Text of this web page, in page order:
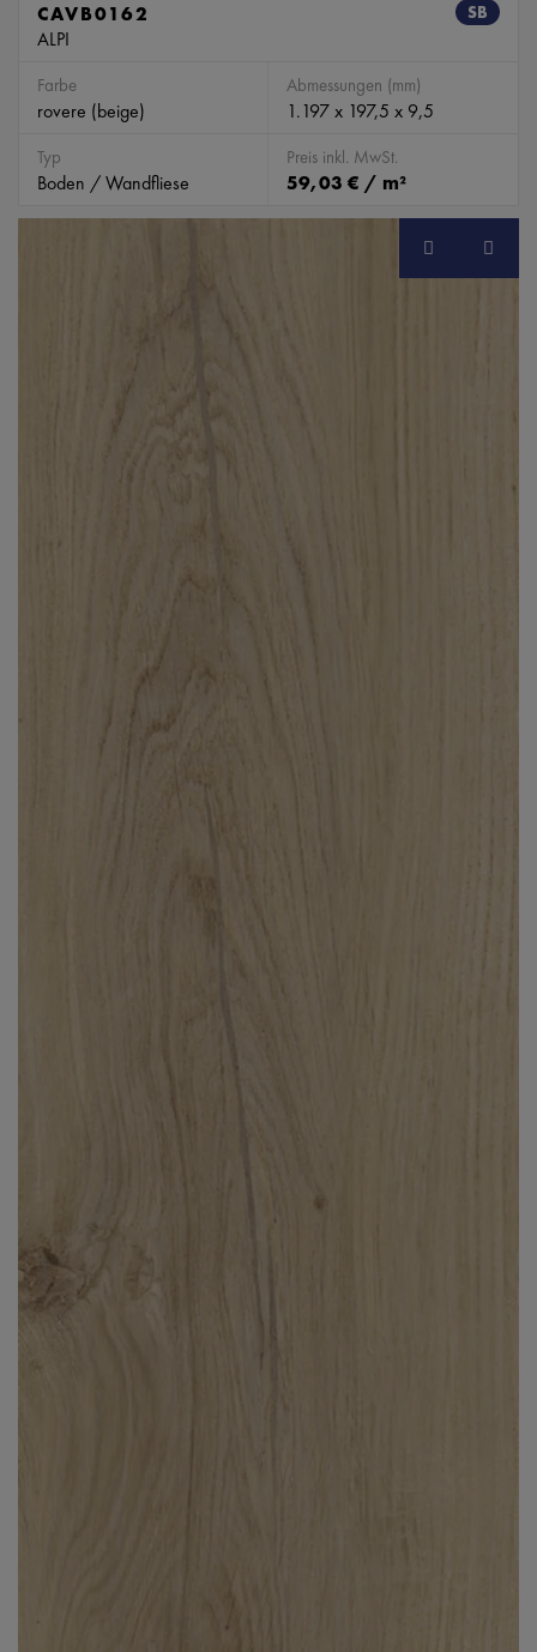
SB
CAVB0162
ALPI
Farbe
rovere (beige)
Abmessungen (mm)
1.197 x 197,5 x 9,5
Typ
Boden / Wandfliese
Preis inkl. MwSt.
59,03 € / m²